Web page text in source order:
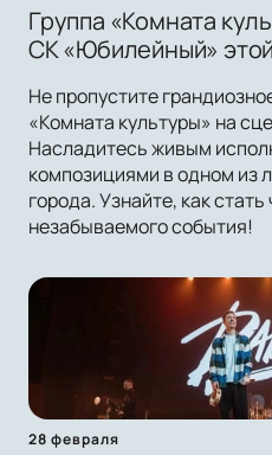
Группа «Комната
СК «Юбилейный»
Не пропустите
«Комната культуры» на
Насладитесь живым
композициями в одном из
города. Узнайте, как
незабываемого события!
28 февраля